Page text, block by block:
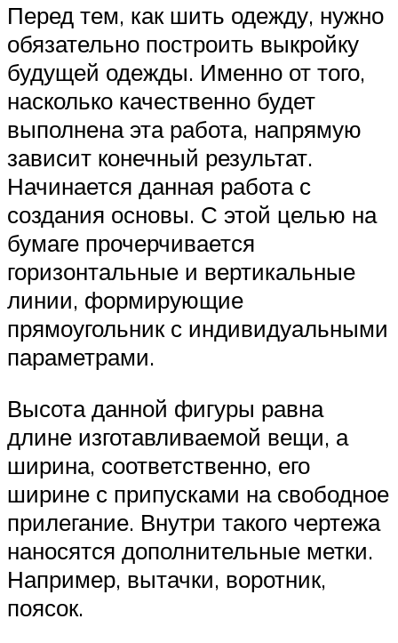
Перед тем, как шить одежду, нужно
обязательно построить выкройку
будущей одежды. Именно от того,
насколько качественно будет
выполнена эта работа, напрямую
зависит конечный результат.
Начинается данная работа с
создания основы. С этой целью на
бумаге прочерчивается
горизонтальные и вертикальные
линии, формирующие
прямоугольник с индивидуальными
параметрами.
Высота данной фигуры равна
длине изготавливаемой вещи, а
ширина, соответственно, его
ширине с припусками на свободное
прилегание. Внутри такого чертежа
наносятся дополнительные метки.
Например, вытачки, воротник,
поясок.